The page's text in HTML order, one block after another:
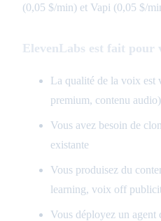
(0,05 $/min) et Vapi (0,05 $/
ElevenLabs est fait pour
La qualité de la voix est
premium, contenu audio)
Vous avez besoin de
existante
Vous produisez du
learning, voix off
Vous déployez un agent